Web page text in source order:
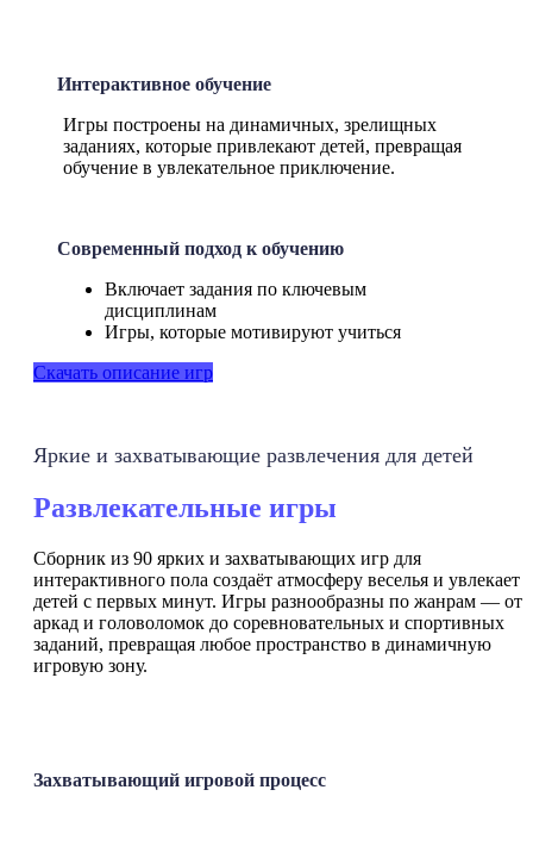
Интерактивное обучение
Игры построены на динамичных, зрелищных
заданиях, которые привлекают детей, превращая
обучение в увлекательное приключение.
Современный подход к обучению
Включает задания по ключевым
дисциплинам
Игры, которые мотивируют учиться
Скачать описание игр
Яркие и захватывающие развлечения для детей
Развлекательные игры
Сборник из 90 ярких и захватывающих игр для
интерактивного пола создаёт атмосферу веселья и увлекает
детей с первых минут. Игры разнообразны по жанрам — от
аркад и головоломок до соревновательных и спортивных
заданий, превращая любое пространство в динамичную
игровую зону.
Захватывающий игровой процесс